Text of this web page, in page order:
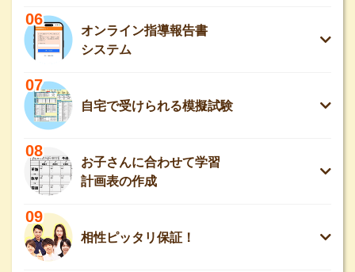
06
オンライン指導報告書
システム
07
自宅で受けられる模擬試験
08
お子さんに合わせて学習
計画表の作成
09
相性ピッタリ保証！